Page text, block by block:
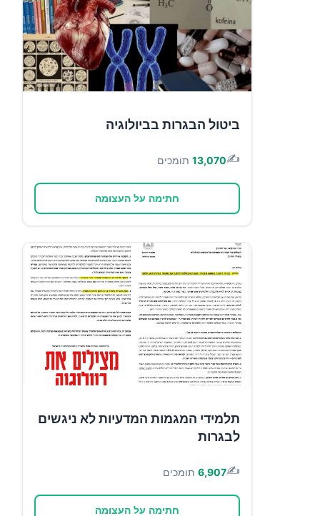
ביטול הבגרות בביולוגיה
✍️
13,070 תומכים
חתימה על העצומה
תלמידי המגמות המדעיות לא ניגשים
לבגרות
✍️
6,907 תומכים
חתימה על העצומה